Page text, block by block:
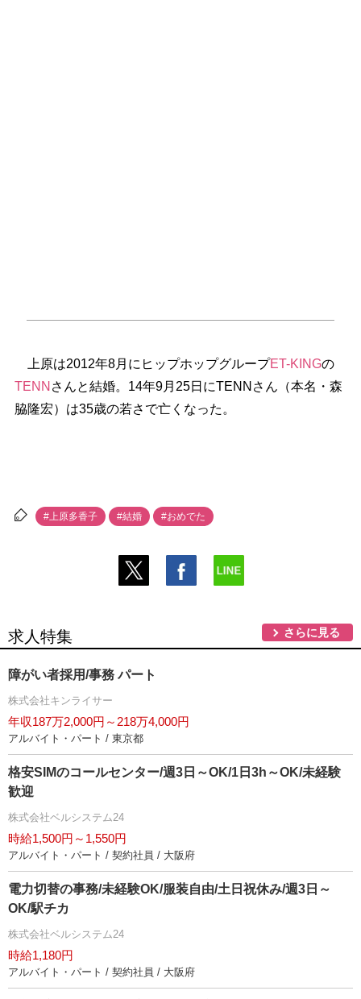
上原は2012年8月にヒップホップグループET-KINGの
TENN さんと結婚。14年9月25日にTENNさん（本名・森
脇隆宏）は35歳の若さで亡くなった。
#上原多香子 #結婚 #おめでた
求人特集 さらに見る
障がい者採用/事務 パート
株式会社キンライサー
年収187万2,000円～218万4,000円
アルバイト・パート / 東京都
格安SIMのコールセンター/週3日～OK/1日3h～OK/未経験
歓迎
株式会社ベルシステム24
時給1,500円～1,550円
アルバイト・パート / 契約社員 / 大阪府
電力切替の事務/未経験OK/服装自由/土日祝休み/週3日～
OK/駅チカ
株式会社ベルシステム24
時給1,180円
アルバイト・パート / 契約社員 / 大阪府